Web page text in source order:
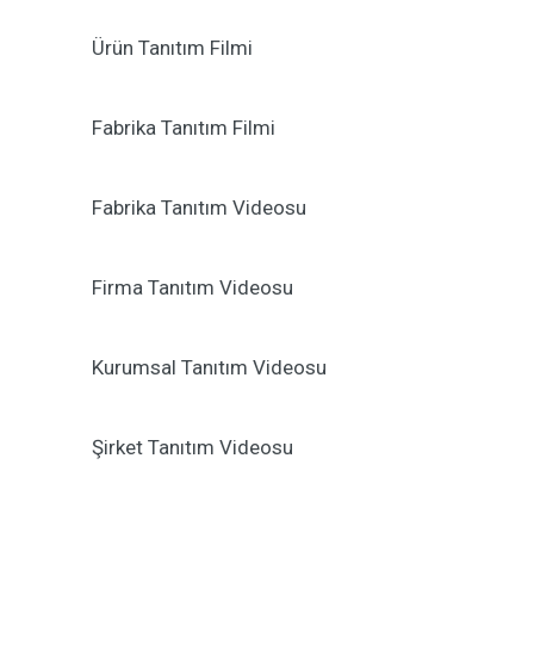
Ürün Tanıtım Filmi
Fabrika Tanıtım Filmi
Fabrika Tanıtım Videosu
Firma Tanıtım Videosu
Kurumsal Tanıtım Videosu
Şirket Tanıtım Videosu